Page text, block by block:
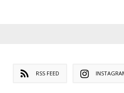
RSS FEED